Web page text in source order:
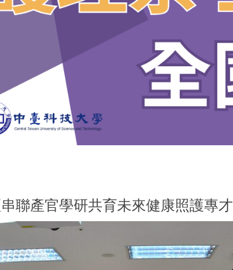
聯產官學研共育未來健康照護專才